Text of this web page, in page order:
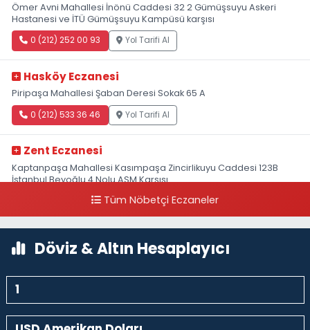
Ömer Avni Mahallesi İnönü Caddesi 32 2 Gümüşsuyu Askeri
Hastanesi ve İTÜ Gümüşsuyu Kampüsü karşısı
0 (212) 252 00 93 Yol Tarifi Al
Hasköy Eczanesi
Piripaşa Mahallesi Şaban Deresi Sokak 65 A
0 (212) 533 36 46 Yol Tarifi Al
Zent Eczanesi
Kaptanpaşa Mahallesi Kasımpaşa Zincirlikuyu Caddesi 123B
İstanbul Beyoğlu 4 Nolu ASM Karşısı
0 (212) 297 96 92 Yol Tarifi Al
Tüm Nöbetçi Eczaneler
Döviz & Altın Hesaplayıcı